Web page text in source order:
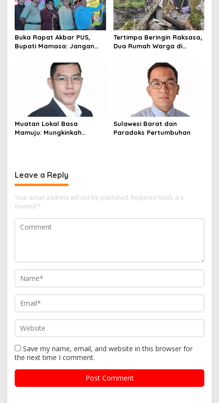
Buka Rapat Akbar PUS,
Bupati Mamasa: Jangan
Pemekaran
Tertimpa Beringin Raksasa,
Dua Rumah Warga di
Muatan Lokal Basa
Mamuju: Mungkinkah
Sulawesi Barat dan
Paradoks Pertumbuhan
Leave a Reply
Your email address will not be published. Required fields are
marked *
Save my name, email, and website in this browser for
the next time I comment.